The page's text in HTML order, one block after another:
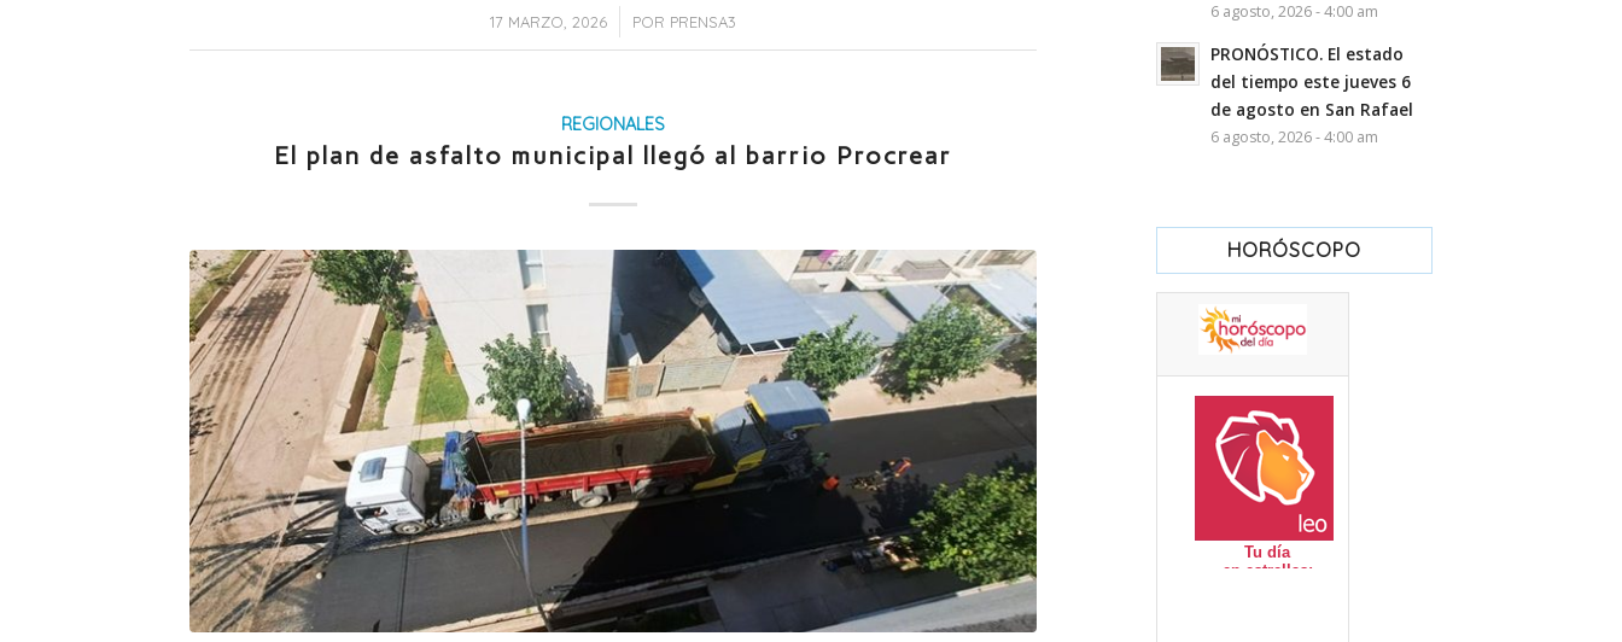
17 MARZO, 2026
/ POR PRENSA3
REGIONALES
El plan de asfalto municipal llegó al barrio Procrear
6 agosto, 2026 - 4:00 am
PRONÓSTICO. El estado
del tiempo este jueves 6
de agosto en San Rafael
6 agosto, 2026 - 4:00 am
HORÓSCOPO